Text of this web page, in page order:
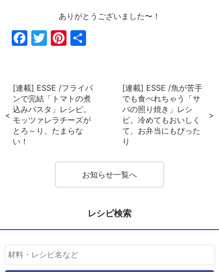
ありがとうございました〜！
Fac
Twi
Pin
[連載] ESSE /フライパ
ンで完結「トマトの煮
込みパスタ」レシピ。
モッツァレラチーズが
とろ～り、たまらな
い！
[連載] ESSE /魚が苦手
でも食べれちゃう「サ
バの照り焼き」レシ
ピ。冷めてもおいしく
て、お弁当にもぴった
り
お知らせ一覧へ
レシピ検索